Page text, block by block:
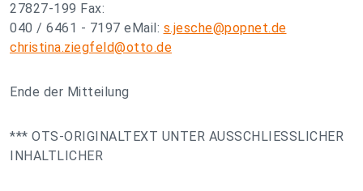
27827-199 Fax:
040 / 6461 - 7197 eMail: s.jesche@popnet.de
christina.ziegfeld@otto.de
Ende der Mitteilung
*** OTS-ORIGINALTEXT UNTER AUSSCHLIESSLICHER
INHALTLICHER